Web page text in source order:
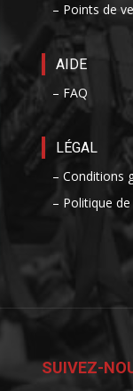
– Points de
AIDE
– FAQ
LÉGAL
– Conditions
– Politique
SUIVEZ-